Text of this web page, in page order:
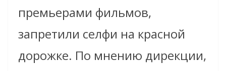
премьерами фильмов,
запретили селфи на красной
дорожке. По мнению дирекции,